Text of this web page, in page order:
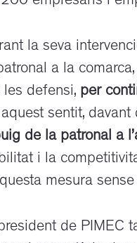
la seva
a la
les defensi, per
sentit,
de la patronal a
i la
mesura
de PIMEC